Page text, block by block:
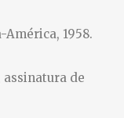
América, 1958.
assinatura de